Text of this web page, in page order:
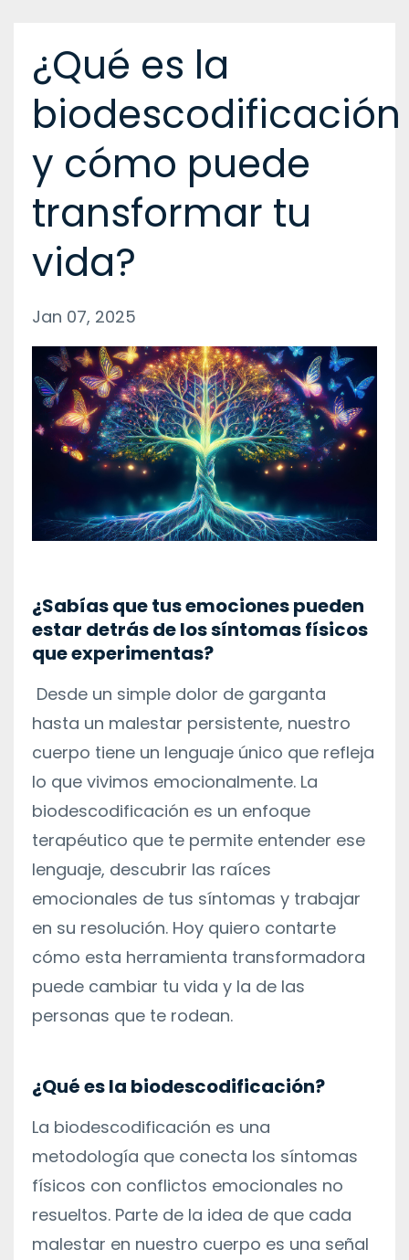
¿Qué es la
biodescodificación
y cómo puede
transformar tu
vida?
Jan 07, 2025
¿Sabías que tus emociones pueden
estar detrás de los síntomas físicos
que experimentas?
Desde un simple dolor de garganta
hasta un malestar persistente, nuestro
cuerpo tiene un lenguaje único que refleja
lo que vivimos emocionalmente. La
biodescodificación es un enfoque
terapéutico que te permite entender ese
lenguaje, descubrir las raíces
emocionales de tus síntomas y trabajar
en su resolución. Hoy quiero contarte
cómo esta herramienta transformadora
puede cambiar tu vida y la de las
personas que te rodean.
¿Qué es la biodescodificación?
La biodescodificación es una
metodología que conecta los síntomas
físicos con conflictos emocionales no
resueltos. Parte de la idea de que cada
malestar en nuestro cuerpo es una señal